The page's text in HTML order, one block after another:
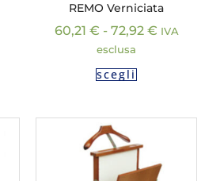
REMO Verniciata
60,21 € - 72,92 € IVA
esclusa
scegli